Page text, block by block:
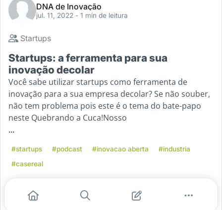
DNA de Inovação
jul. 11, 2022 - 1 min de leitura
Startups
Startups: a ferramenta para sua
inovação decolar
Você sabe utilizar startups como ferramenta de
inovação para a sua empresa decolar? Se não souber,
não tem problema pois este é o tema do bate-papo
neste Quebrando a Cuca!Nosso
...
#startups #podcast #inovacao aberta
#industria
#casereal
Leia mais